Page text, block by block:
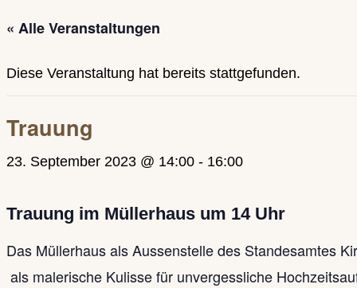
« Alle Veranstaltungen
Diese Veranstaltung hat bereits stattgefunden.
Trauung
23. September 2023 @ 14:00 - 16:00
Trauung im Müllerhaus um 14 Uhr
Das Müllerhaus als Aussenstelle des Standesamtes
als malerische Kulisse für unvergessliche